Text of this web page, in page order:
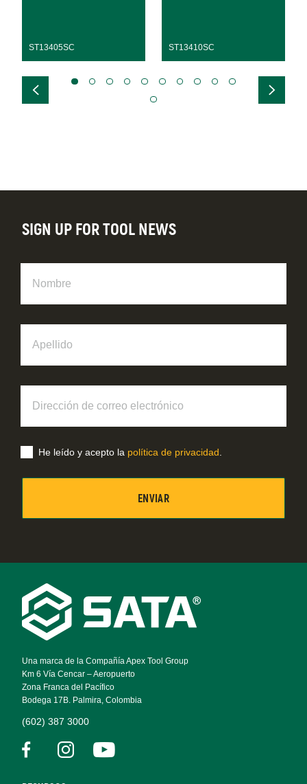
ST13405SC ST13410SC
Footer
Navigation
Una marca de la Compañía Apex Tool Group
Km 6 Vía Cencar – Aeropuerto
Zona Franca del Pacífico
Bodega 17B. Palmira, Colombia
(602) 387 3000
SIGN UP FOR TOOL NEWS
correo
electrónico
He leído y acepto la política de privacidad